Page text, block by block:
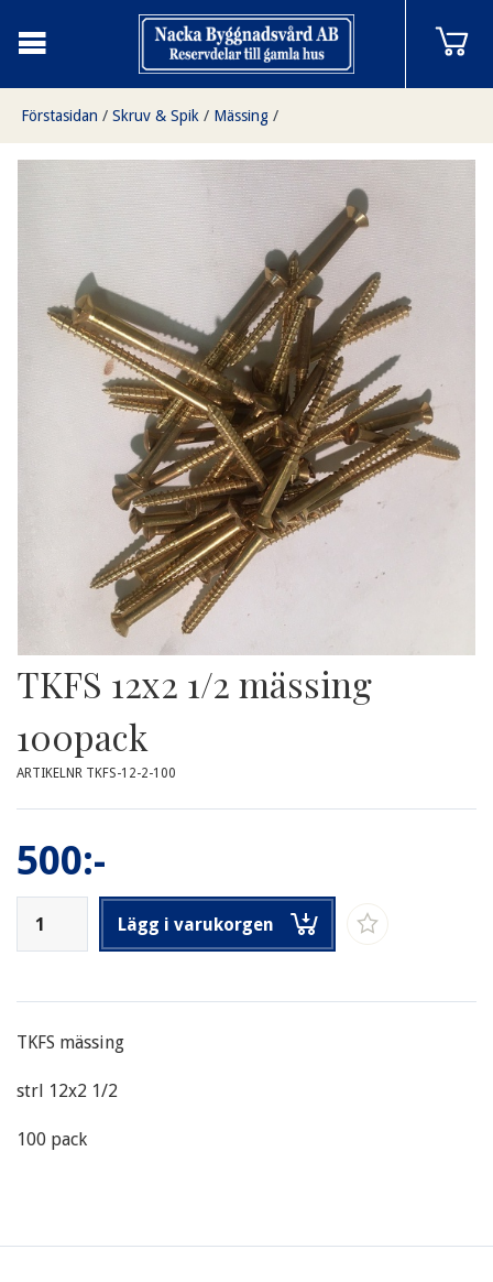
Förstasidan / Skruv & Spik / Mässing /
TKFS Kullerförsänkt huvud mässing /
TKFS 12x2 1/2 mässing 100pack
TKFS 12x2 1/2 mässing
100pack
ARTIKELNR TKFS-12-2-100
500:-
Lägg i varukorgen
TKFS mässing
strl 12x2 1/2
100 pack